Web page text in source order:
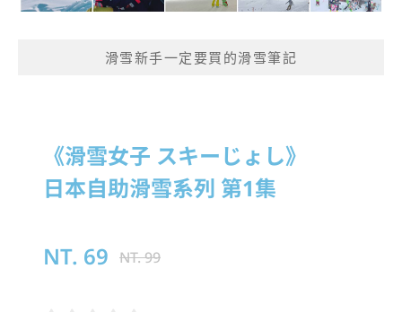
滑雪新手一定要買的滑雪筆記